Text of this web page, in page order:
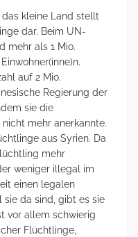
kleine Land stellt
dar. Beim UN-
mehr als 1 Mio.
auf 2 Mio.
Regierung der
sie die
mehr anerkannte.
aus Syrien. Da
mehr
weniger illegal im
einen legalen
sie da sind, gibt es sie
vor allem schwierig
Flüchtlinge,